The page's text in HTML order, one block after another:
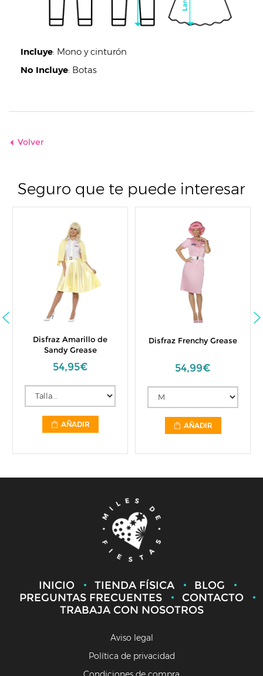
Incluye: Mono y cinturón
No Incluye: Botas
Volver
Seguro que te puede interesar
Disfraz Amarillo de
Sandy Grease
54,95€
AÑADIR
Disfraz Frenchy Grease
54,99€
AÑADIR
INICIO TIENDA FÍSICA
BLOG
PREGUNTAS FRECUENTES
CONTACTO
TRABAJA CON NOSOTROS
Aviso legal
Política de privacidad